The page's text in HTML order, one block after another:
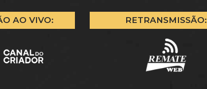
AO VIVO: RETRANSMISSÃO: